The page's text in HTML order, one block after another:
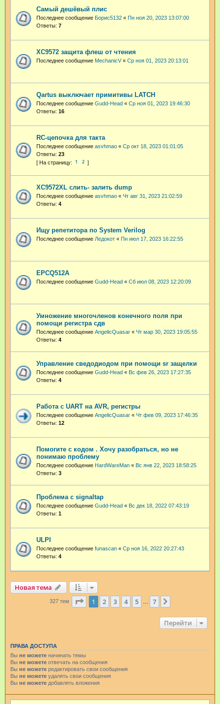
Самый дешёвый плис
Последнее сообщение Борис5132 « Пн ноя 20, 2023 13:07:00
Ответы: 7
XC9572 защита флеш от чтения
Последнее сообщение MechanicV« Ср ноя 01, 2023 20:13:01
Qartus выключает примитивы LATCH
Последнее сообщение Gudd-Head « Ср ноя 01, 2023 19:46:30
Ответы: 16
RC-цепочка для такта
Последнее сообщение asvhmao « Ср окт 18, 2023 01:01:05
Ответы: 23
1 2
XC9572XL слить- залить dump
Последнее сообщение asvhmao « Чт авг 31, 2023 21:02:59
Ответы: 4
Ищу репетитора по System Verilog
Последнее сообщение Ледокот « Пн июл 17, 2023 16:22:55
EPCQ512A
Последнее сообщение Gudd-Head « Сб июл 08, 2023 12:20:09
Умножение многочленов конечного поля при
помощи регистра сдв
Последнее сообщение AngelicQuasar « Чт мар 30, 2023 19:05:55
Ответы: 4
Управление сведодиодом при помощи sr защелки
Последнее сообщение Gudd-Head « Вс фев 26, 2023 17:27:35
Ответы: 4
Работа с UART на AVR, регистры
Последнее сообщение AngelicQuasar « Чт фев 09, 2023 17:46:35
Ответы: 12
Помогите с кодом . Хочу разобраться, но не
понимаю проблему
Последнее сообщение HardWareMan « Вс янв 22, 2023 18:58:25
Ответы: 3
Проблема с signaltap
Последнее сообщение Gudd-Head « Вс дек 18, 2022 07:43:19
Ответы: 1
ULPI
Последнее сообщение funascan « Ср ноя 16, 2022 20:27:43
Ответы: 4
Новая тема
327 тем Страница из
1 2 3 4 5 7
Перейти
ПРАВА ДОСТУПА
Вы не можете начинать темы
Вы не можете отвечать на сообщения
Вы не можете редактировать свои сообщения
Вы не можете удалять свои сообщения
Вы не можете добавлять вложения